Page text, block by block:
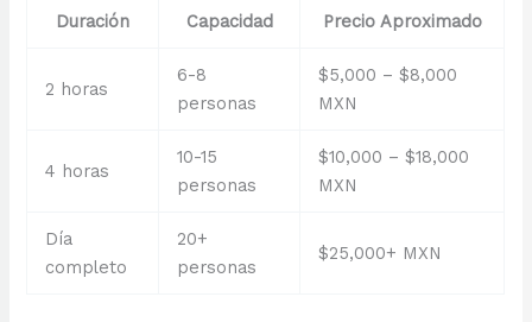
Duración Capacidad Precio Aproximado
2 horas
6-8
personas
$5,000 – $8,000
MXN
4 horas
10-15
personas
$10,000 – $18,000
MXN
Día
completo
20+
personas
$25,000+ MXN